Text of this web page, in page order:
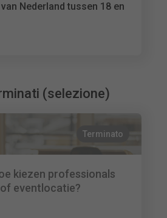
Nederland tussen 18 en
(selezione)
Terminato
kiezen professionals
eventlocatie?